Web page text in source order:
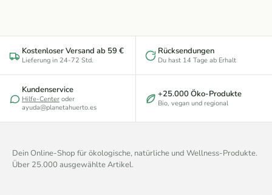
Kostenloser Versand ab 59 €
Lieferung in 24-72 Std.
Rücksendungen
Du hast 14 Tage ab Erhalt
Kundenservice
Hilfe-Center oder
ayuda@planetahuerto.es
+25.000 Öko-Produkte
Bio, vegan und regional
Dein Online-Shop für ökologische, natürliche und Wellness-Produkte.
Über 25.000 ausgewählte Artikel.